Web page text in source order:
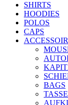
SHIRTS
HOODIES
POLOS
CAPS
BAGS